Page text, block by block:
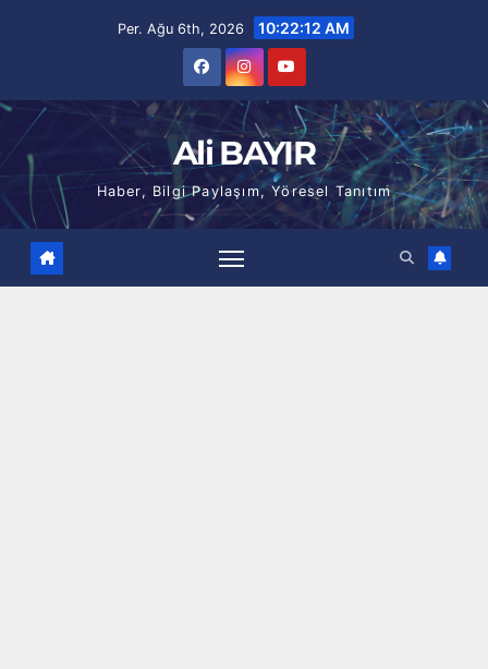
Per. Ağu 6th, 2026 10:22:13 AM
Ali BAYIR
Haber, Bilgi Paylaşım, Yöresel Tanıtım